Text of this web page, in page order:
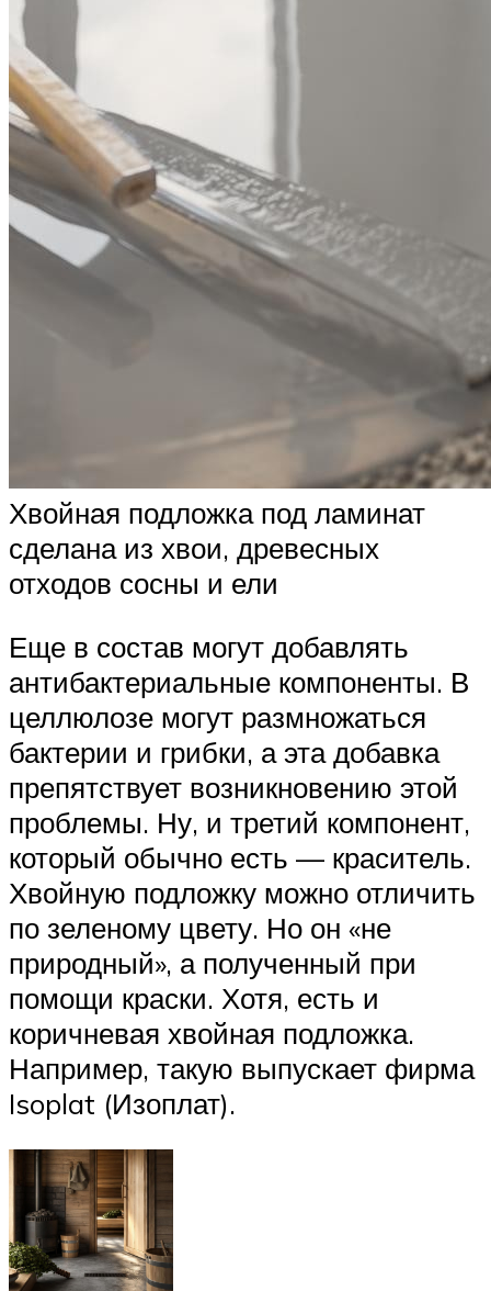
Хвойная подложка под ламинат
сделана из хвои, древесных
отходов сосны и ели
Еще в состав могут добавлять
антибактериальные компоненты. В
целлюлозе могут размножаться
бактерии и грибки, а эта добавка
препятствует возникновению этой
проблемы. Ну, и третий компонент,
который обычно есть — краситель.
Хвойную подложку можно отличить
по зеленому цвету. Но он «не
природный», а полученный при
помощи краски. Хотя, есть и
коричневая хвойная подложка.
Например, такую выпускает фирма
Isoplat (Изоплат).